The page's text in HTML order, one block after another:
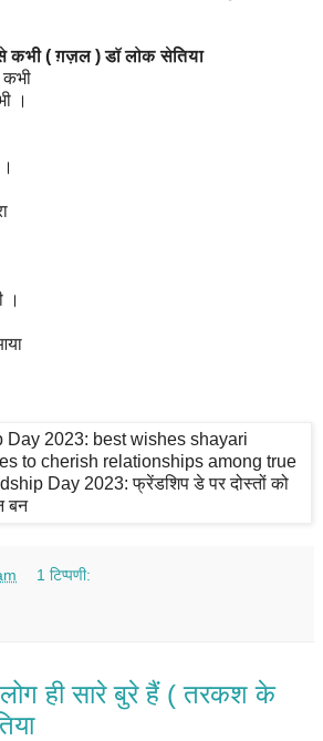
कभी ( ग़ज़ल ) डॉ लोक सेतिया
कभी
।
।
1 टिप्पणी:
ही सारे बुरे हैं ( तरकश के